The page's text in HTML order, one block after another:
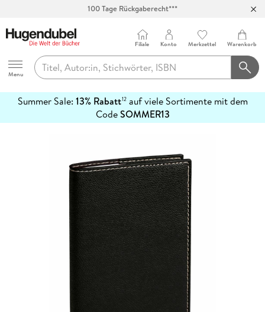
100 Tage Rückgaberecht***
Hugendubel
Menu
Filiale Konto Merkzettel Warenkorb
Summer Sale: 13% Rabatt12auf viele Sortimente mit dem
CodeSOMMER13
erfahren